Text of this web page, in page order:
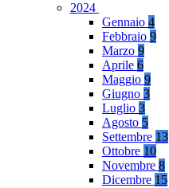
2024
Gennaio 4
Febbraio 9
Marzo 9
Aprile 6
Maggio 9
Giugno 3
Luglio 3
Agosto 5
Settembre 13
Ottobre 10
Novembre 8
Dicembre 15